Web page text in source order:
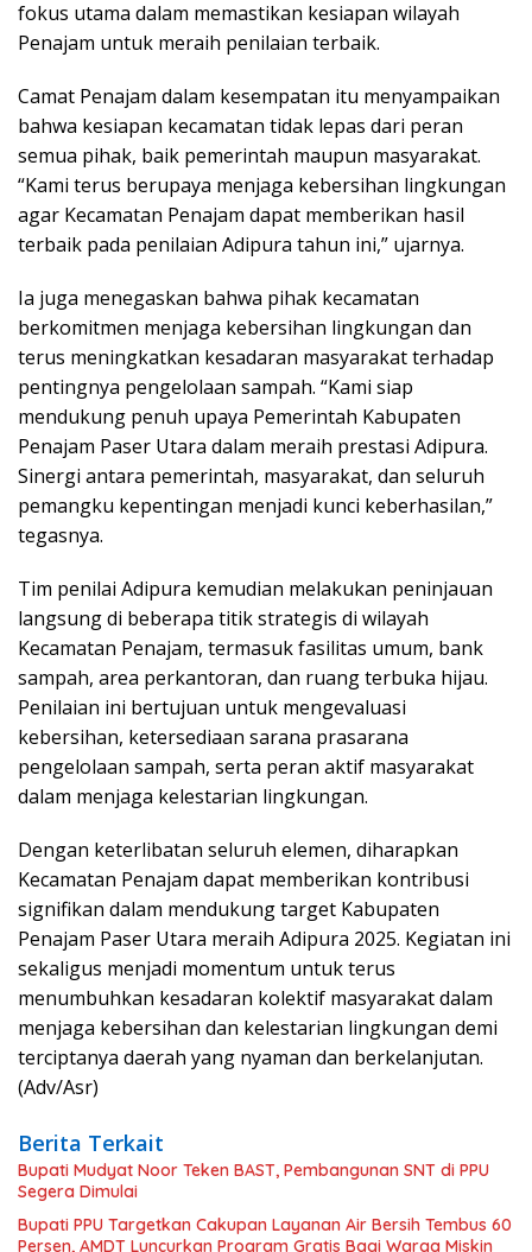
fokus utama dalam memastikan kesiapan wilayah
Penajam untuk meraih penilaian terbaik.
Camat Penajam dalam kesempatan itu menyampaikan
bahwa kesiapan kecamatan tidak lepas dari peran
semua pihak, baik pemerintah maupun masyarakat.
“Kami terus berupaya menjaga kebersihan lingkungan
agar Kecamatan Penajam dapat memberikan hasil
terbaik pada penilaian Adipura tahun ini,” ujarnya.
Ia juga menegaskan bahwa pihak kecamatan
berkomitmen menjaga kebersihan lingkungan dan
terus meningkatkan kesadaran masyarakat terhadap
pentingnya pengelolaan sampah. “Kami siap
mendukung penuh upaya Pemerintah Kabupaten
Penajam Paser Utara dalam meraih prestasi Adipura.
Sinergi antara pemerintah, masyarakat, dan seluruh
pemangku kepentingan menjadi kunci keberhasilan,”
tegasnya.
Tim penilai Adipura kemudian melakukan peninjauan
langsung di beberapa titik strategis di wilayah
Kecamatan Penajam, termasuk fasilitas umum, bank
sampah, area perkantoran, dan ruang terbuka hijau.
Penilaian ini bertujuan untuk mengevaluasi
kebersihan, ketersediaan sarana prasarana
pengelolaan sampah, serta peran aktif masyarakat
dalam menjaga kelestarian lingkungan.
Dengan keterlibatan seluruh elemen, diharapkan
Kecamatan Penajam dapat memberikan kontribusi
signifikan dalam mendukung target Kabupaten
Penajam Paser Utara meraih Adipura 2025. Kegiatan ini
sekaligus menjadi momentum untuk terus
menumbuhkan kesadaran kolektif masyarakat dalam
menjaga kebersihan dan kelestarian lingkungan demi
terciptanya daerah yang nyaman dan berkelanjutan.
(Adv/Asr)
Berita Terkait
Bupati Mudyat Noor Teken BAST, Pembangunan SNT di PPU
Segera Dimulai
Bupati PPU Targetkan Cakupan Layanan Air Bersih Tembus 60
Persen, AMDT Luncurkan Program Gratis Bagi Warga Miskin